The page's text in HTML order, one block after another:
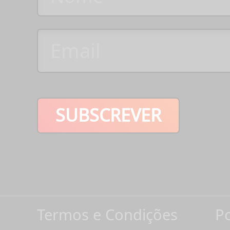
SUBSCREVER
Termos e Condições